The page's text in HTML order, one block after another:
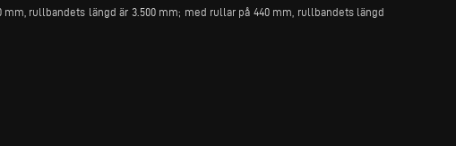
rullbandets längd är 3.500 mm; med rullar på 440 mm, rullbandets längd